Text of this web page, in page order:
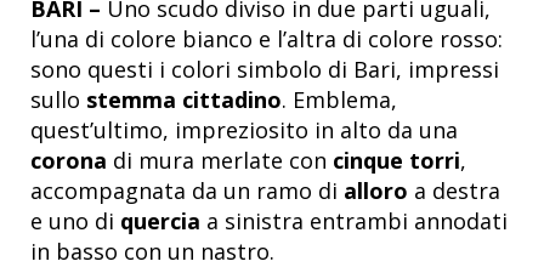
BARI – Uno scudo diviso in due parti uguali,
l’una di colore bianco e l’altra di colore rosso:
sono questi i colori simbolo di Bari, impressi
sullo stemma cittadino. Emblema,
quest’ultimo, impreziosito in alto da una
corona di mura merlate con cinque torri,
accompagnata da un ramo di alloro a destra
e uno di quercia a sinistra entrambi annodati
in basso con un nastro.